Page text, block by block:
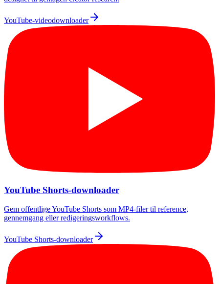
YouTube-videodownloader
YouTube Shorts-downloader
Gem offentlige YouTube Shorts som MP4-filer til reference,
gennemgang eller redigeringsworkflows.
YouTube Shorts-downloader